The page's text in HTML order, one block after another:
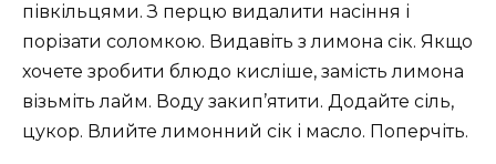
півкільцями. З перцю видалити насіння і
порізати соломкою. Видавіть з лимона сік. Якщо
хочете зробити блюдо кисліше, замість лимона
візьміть лайм. Воду закип’ятити. Додайте сіль,
цукор. Влийте лимонний сік і масло. Поперчіть.